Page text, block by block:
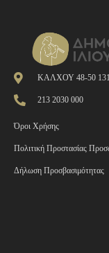
ΚΑΛΧΟΥ 48-50
213 2030 000
Όροι Χρήσης
Πολιτική Προστασίας
Δήλωση Προσβασιμότητας